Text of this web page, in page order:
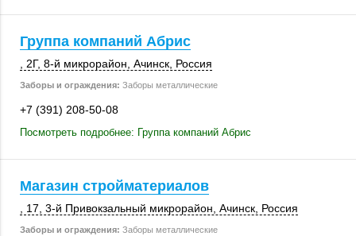
Группа компаний Абрис
, 2Г, 8-й микрорайон Ачинск Россия
Заборы и ограждения: Заборы металлические
+7 (391) 208-50-08
Посмотреть подробнее: Группа компаний Абрис
Магазин стройматериалов
, 17 , 3-й Привокзальный микрорайон, Ачинск Россия
Заборы и ограждения: Заборы металлические